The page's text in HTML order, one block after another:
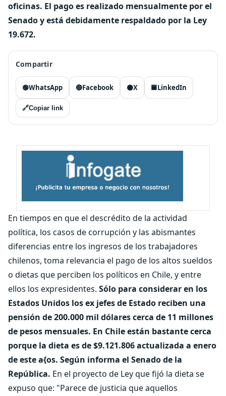
oficinas. El pago es realizado mensualmente por el
Senado y está debidamente respaldado por la Ley
19.672.
Compartir
🟢WhatsApp 🔵Facebook ⚫X 🟦LinkedIn
🔗Copiar link
En tiempos en que el descrédito de la actividad
política, los casos de corrupción y las abismantes
diferencias entre los ingresos de los trabajadores
chilenos, toma relevancia el pago de los altos sueldos
o dietas que perciben los políticos en Chile, y entre
ellos los expresidentes. Sólo para considerar en los
Estados Unidos los ex jefes de Estado reciben una
pensión de 200.000 mil dólares cerca de 11 millones
de pesos mensuales. En Chile están bastante cerca
porque la dieta es de $9.121.806 actualizada a enero
de este a{os. Según informa el Senado de la
República. En el proyecto de Ley que fijó la dieta se
expuso que: "Parece de justicia que aquellos